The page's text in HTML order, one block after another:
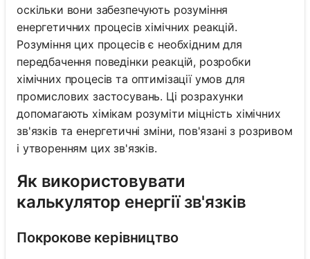
оскільки вони забезпечують розуміння
енергетичних процесів хімічних реакцій.
Розуміння цих процесів є необхідним для
передбачення поведінки реакцій, розробки
хімічних процесів та оптимізації умов для
промислових застосувань. Ці розрахунки
допомагають хімікам розуміти міцність хімічних
зв'язків та енергетичні зміни, пов'язані з розривом
і утворенням цих зв'язків.
Як використовувати
калькулятор енергії зв'язків
Покрокове керівництво